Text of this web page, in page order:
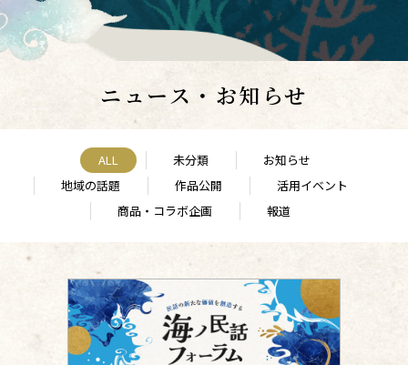
ニュース・お知らせ
ALL 未分類
お知らせ
地域の話題
作品公開
活用イベント
商品・コラボ企画
報道